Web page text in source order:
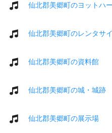
仙北郡美郷町のヨットハ
仙北郡美郷町のレンタサ
仙北郡美郷町の資料館
仙北郡美郷町の城・城跡
仙北郡美郷町の展示場